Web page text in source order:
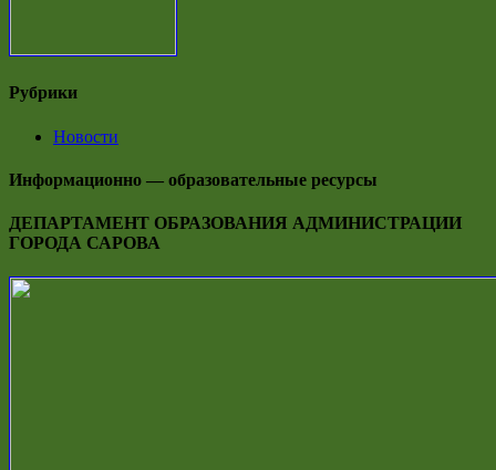
Рубрики
Новости
Информационно — образовательные ресурсы
ДЕПАРТАМЕНТ ОБРАЗОВАНИЯ АДМИНИСТРАЦИИ
ГОРОДА САРОВА